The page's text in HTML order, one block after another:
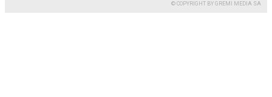
© COPYRIGHT BY GREMI MEDIA SA